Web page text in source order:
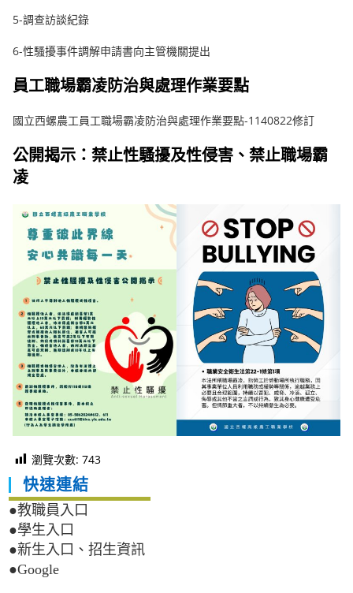
5-調查訪談紀錄
6-性騷擾事件調解申請書向主管機關提出
員工職場霸凌防治與處理作業要點
國立西螺農工員工職場霸凌防治與處理作業要點-1140822修訂
公開揭示：禁止性騷擾及性侵害、禁止職場霸
凌
瀏覽次數: 743
快速連結
●教職員入口
●學生入口
●新生入口、招生資訊
●Google